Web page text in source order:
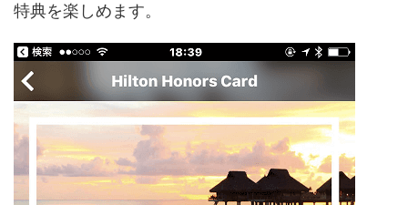
特典を楽しめます。